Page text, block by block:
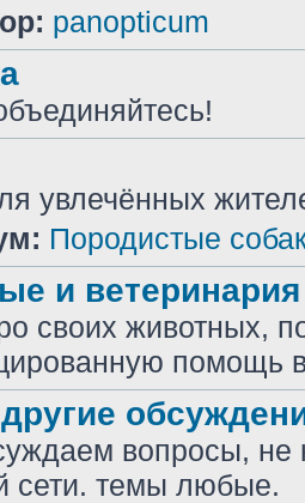
panopticum
увлечённых
Породистые
и ветеринария
своих животных,
помощь
вопросы,
сети. темы любые.